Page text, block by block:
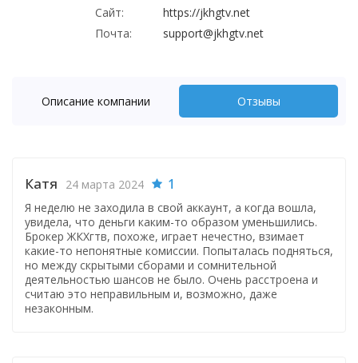
Сайт:
https://jkhgtv.net
Почта:
support@jkhgtv.net
Описание компании Отзывы
Катя 24 марта 2024 1
Я неделю не заходила в свой аккаунт, а когда вошла,
увидела, что деньги каким-то образом уменьшились.
Брокер ЖКХгтв, похоже, играет нечестно, взимает
какие-то непонятные комиссии. Попыталась подняться,
но между скрытыми сборами и сомнительной
деятельностью шансов не было. Очень расстроена и
считаю это неправильным и, возможно, даже
незаконным.